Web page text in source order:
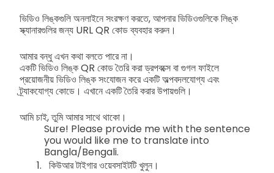
ভিডিও লিঙ্কগুলি অনলাইনে সংরক্ষণ করতে, আপনার ভিডিওগুলিকে লিঙ্ক
স্ক্যানারগুলির জন্য URL QR কোড ব্যবহার করুন।
আমার বন্ধু এখন কথা বলতে পারে না।
একটি ভিডিও লিঙ্ক QR কোড তৈরি করা ড্রপবক্সে বা গুগল ফাইলে
প্রয়োজনীয় ভিডিও লিঙ্ক সংযোজন করে একটি অল্পবদলযোগ্য এবং
ট্র্যাকযোগ্য কোডে। এখানে একটি তৈরি করার উপায়গুলি।
আমি চাই, তুমি আমার সাথে থাকো।
Sure! Please provide me with the sentence
you would like me to translate into
Bangla/Bengali.
কিউআর টাইগার ওয়েবসাইটটি খুলুন।